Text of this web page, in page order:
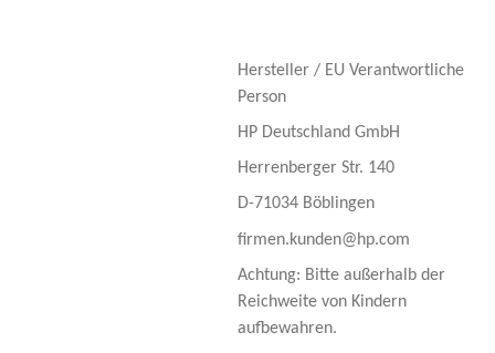
Hersteller / EU Verantwortliche
Person
HP Deutschland GmbH
Herrenberger Str. 140
D-71034 Böblingen
firmen.kunden@hp.com
Achtung: Bitte außerhalb der
Reichweite von Kindern
aufbewahren.